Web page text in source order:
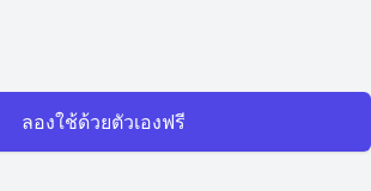
ลองใช้ด้วยตัวเองฟรี